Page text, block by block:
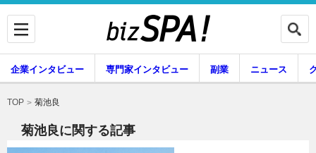
企業インタビュー 専門家インタビュー 副業 ニュース
暮らし
TOP 菊池良
菊池良に関する記事